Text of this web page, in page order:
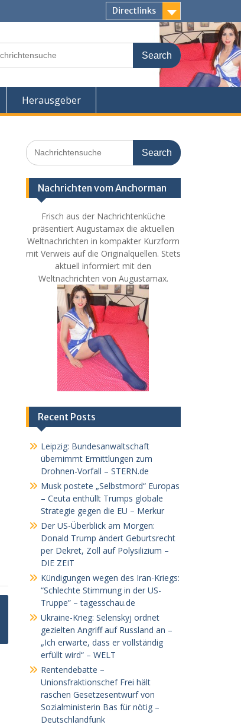
Directlinks
Herausgeber
Search
for:
Nachrichten vom Anchorman
Frisch aus der Nachrichtenküche
präsentiert Augustamax die aktuellen
Weltnachrichten in kompakter Kurzform
mit Verweis auf die Originalquellen. Stets
aktuell informiert mit den
Weltnachrichten von Augustamax.
Recent Posts
Leipzig: Bundesanwaltschaft
übernimmt Ermittlungen zum
Drohnen-Vorfall – STERN.de
Musk postete „Selbstmord“ Europas
– Ceuta enthüllt Trumps globale
Strategie gegen die EU – Merkur
Der US-Überblick am Morgen:
Donald Trump ändert Geburtsrecht
per Dekret, Zoll auf Polysilizium –
DIE ZEIT
Kündigungen wegen des Iran-Kriegs:
“Schlechte Stimmung in der US-
Truppe” – tagesschau.de
Ukraine-Krieg: Selenskyj ordnet
gezielten Angriff auf Russland an –
„Ich erwarte, dass er vollständig
erfüllt wird“ – WELT
Rentendebatte –
Unionsfraktionschef Frei hält
raschen Gesetzesentwurf von
Sozialministerin Bas für nötig –
Deutschlandfunk